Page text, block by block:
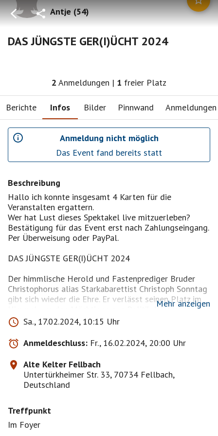
Antje(54)
DAS JÜNGSTE GER(I)ÜCHT 2024
2 Anmeldungen | 1 freier Platz
Berichte Infos Bilder Pinnwand Anmeldungen
Anmeldung nicht möglich
Das Event fand bereits statt
Beschreibung
Hallo ich konnte insgesamt 4 Karten für die
Veranstalten ergattern.
Wer hat Lust dieses Spektakel live mitzuerleben?
Bestätigung für das Event erst nach Zahlungseingang.
Per Überweisung oder PayPal.
DAS JÜNGSTE GER(I)ÜCHT 2024
Der himmlische Herold und Fastenprediger Bruder
Christophorus alias Starkabarettist Christoph Sonntag
gibt sich wieder die Ehre. Er verlässt seinen Platz im
Himmel, um den Mächtigen aus Politik, Wirtschaft und
Gesellschaft ordentlich die Leviten zu lesen.
Sternzeit 2024 - über 20 Jahre hat das Raumschiff USS
Däumler Porsch-Bonz im Weltall verbracht, mit dem
Auftrag, die baden-württembergische Lebensart auch
in anderen Sternsystemen zu verbreiten. Doch
nachdem nun alle Maultaschen an Außerirdische
verteilt und die Milchstraße einer eingehenden
Kehrwoche unterzogen wurde, ist es Zeit ins Ländle
Doch die Besatzung (Doris Reichenauer und Thomas
Schreckenberger) unseres Raumschiffs muss
feststellen, dass nicht alles so ist, wie man erwarten
Mehr anzeigen
Sa., 17.02.2024, 10:15 Uhr
Anmeldeschluss: Fr., 16.02.2024, 20:00 Uhr
Alte Kelter Fellbach
Untertürkheimer Str. 33, 70734 Fellbach,
Deutschland
Treffpunkt
Im Foyer